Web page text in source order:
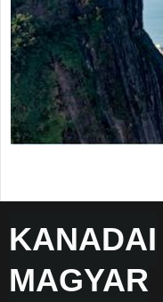
KANADAI
MAGYAR